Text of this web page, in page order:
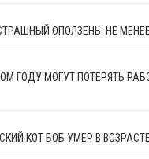
ОПОЛЗЕНЬ: НЕ
ГОДУ МОГУТ ПОТЕРЯТЬ
КОТ БОБ УМЕР В